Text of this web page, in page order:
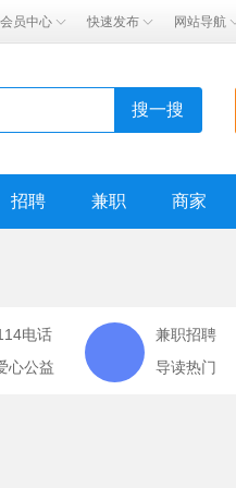
会员中心 快速发布 网站导航
搜一搜
招聘 兼职 商家
电话
心公益
兼职招聘
导读热门